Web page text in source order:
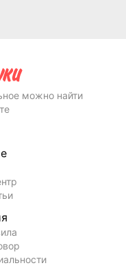
можно найти